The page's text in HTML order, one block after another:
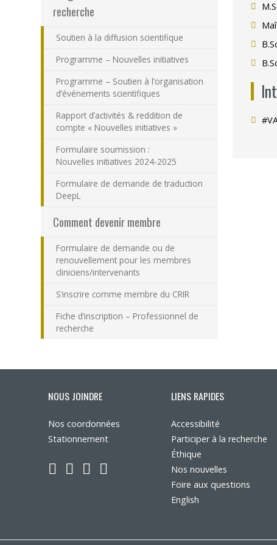
recherche
Soutien à la diffusion scientifique
Programme – Nouvelles initiatives
Programme – Soutien à l’organisation
d’événements scientifiques
Rapport d’activités & reddition de
compte « Nouvelles initiatives »
Formulaire soumission :
Nouvelles initiatives 2024-2025
Formulaire de demande de traduction
DeepL
Comment devenir membre
Formulaire de demande ou de
renouvellement pour les membres
cliniciens/intervenants
S’inscrire comme membre du CRIR
Fiche d’inscription – Professionnel de
recherche
NOUS JOINDRE
Nos coordonnées
Stationnement
LinkedIn
YouTube
Twitter
LIENS RAPIDES
Accessibilité
Participer à la recherche
Éthique
Nos nouvelles
Foire aux questions
English